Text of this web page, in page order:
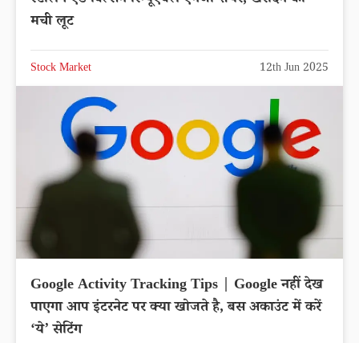
मची लूट
Stock Market 12th Jun 2025
Google Activity Tracking Tips | Google नहीं देख
पाएगा आप इंटरनेट पर क्या खोजते है, बस अकाउंट में करें
‘ये’ सेटिंग